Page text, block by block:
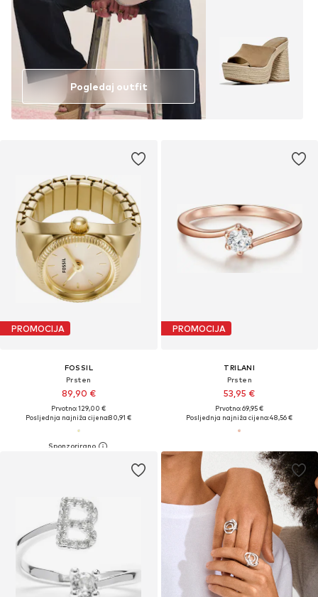
Pogledaj outfit
PROMOCIJA
FOSSIL
Prsten
89,90 €
Prvotno: 129,00 €
Posljednja najniža cijena:80,91 €
PROMOCIJA
TRILANI
Prsten
53,95 €
Prvotno: 69,95 €
Posljednja najniža cijena:48,56 €